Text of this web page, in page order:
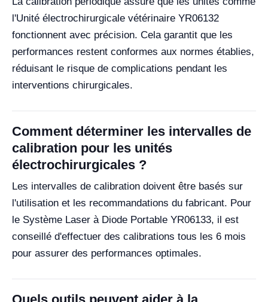
l'Unité électrochirurgicale vétérinaire YR06132
fonctionnent avec précision. Cela garantit que les
performances restent conformes aux normes établies,
réduisant le risque de complications pendant les
interventions chirurgicales.
Comment déterminer les intervalles de
calibration pour les unités
électrochirurgicales ?
Les intervalles de calibration doivent être basés sur
l'utilisation et les recommandations du fabricant. Pour
le Système Laser à Diode Portable YR06133, il est
conseillé d'effectuer des calibrations tous les 6 mois
pour assurer des performances optimales.